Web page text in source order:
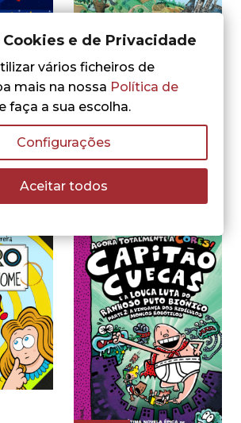
Nam
as
preço
€.
Valerie Thomas,Korky Paul
Mimi e Rogério –
Onde Está o
Rogério?
15,00€
preço
era:
preço
é:
ADICIONAR
e de Privacidade
vários ficheiros de
mais na nossa Política de
e faça a sua escolha.
Configurações
Aceitar todos